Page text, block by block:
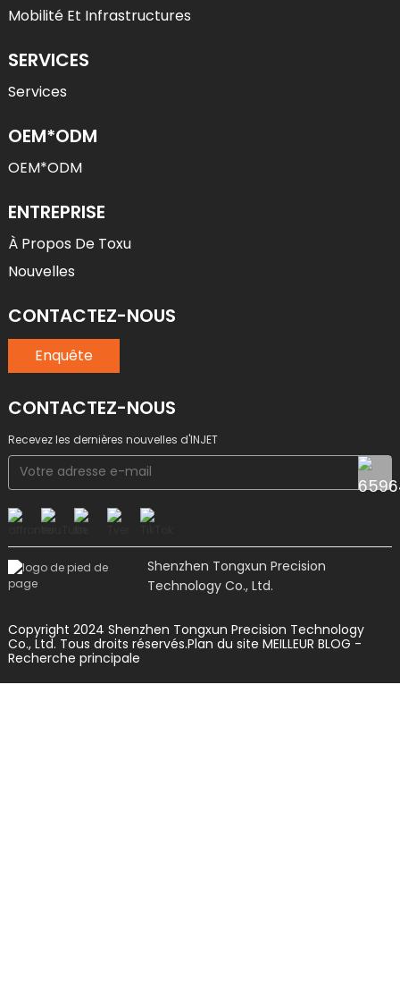
Mobilité Et Infrastructures
SERVICES
Services
OEM*ODM
OEM*ODM
ENTREPRISE
À Propos De Toxu
Nouvelles
CONTACTEZ-NOUS
Enquête
CONTACTEZ-NOUS
Recevez les dernières nouvelles d'INJET
Shenzhen Tongxun Precision
Technology Co., Ltd.
Copyright 2024 Shenzhen Tongxun Precision Technology
Co., Ltd. Tous droits réservés.Plan du site MEILLEUR BLOG -
Recherche principale